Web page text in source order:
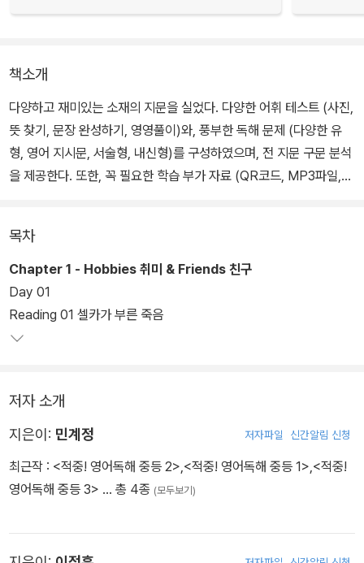
책소개
다양하고 재미있는 소재의 지문을 실었다. 다양한 어휘 테스트 (사진,
뜻 찾기, 문장 완성하기, 영영풀이)와, 풍부한 독해 문제 (다양한 유
형, 영어 지시문, 서술형, 내신형)를 구성하였으며, 전 지문 구문 분석
을 제공한다. 또한, 꼭 필요한 학습 부가 자료 (QR코드, MP3파일,
목차
Chapter 1 - Hobbies 취미 & Friends 친구
Day 01
Reading 01 셀카가 부른 죽음
저자 소개
지은이: 민계정 저자파일 신간알림 신청
최근작 : <적중! 영어독해 중등 2>,<적중! 영어독해 중등 1>,<적중!
영어독해 중등 3> … 총 4종 (모두보기)